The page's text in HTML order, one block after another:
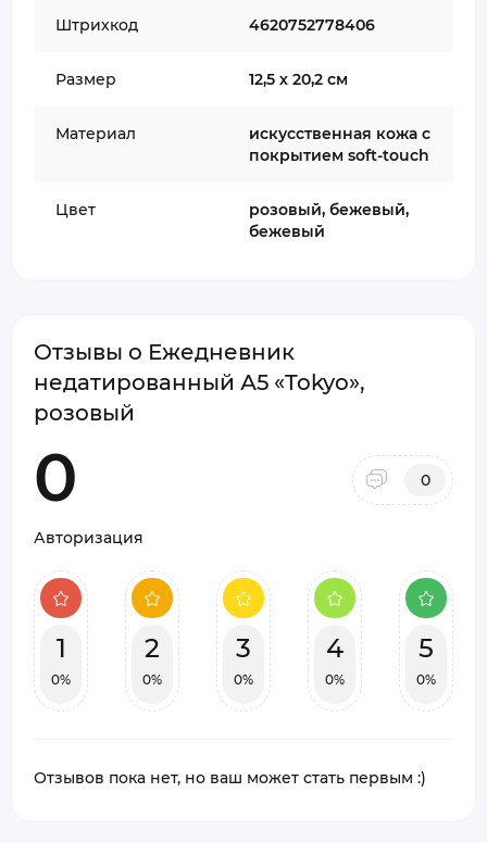
Штрихкод 4620752778406
Размер 12,5 х 20,2 см
Материал
искусственная кожа с
покрытием soft-touch
Цвет
розовый, бежевый,
бежевый
Отзывы о Ежедневник
недатированный А5 «Tokyo»,
розовый
0 0
Авторизация
1
0%
2
0%
3
0%
4
0%
5
0%
Отзывов пока нет, но ваш может стать первым :)